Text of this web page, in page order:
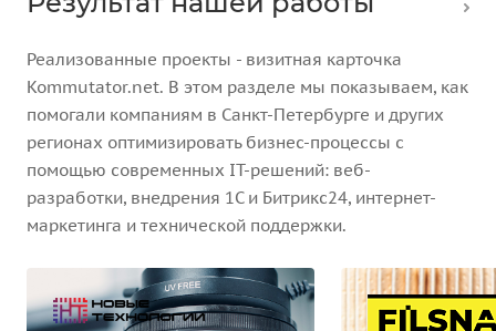
Реализованные проекты - визитная карточка
Kommutator.net. В этом разделе мы показываем, как
помогали компаниям в Санкт-Петербурге и других
регионах оптимизировать бизнес-процессы с
помощью современных IT-решений: веб-
разработки, внедрения 1С и Битрикс24, интернет-
маркетинга и технической поддержки.